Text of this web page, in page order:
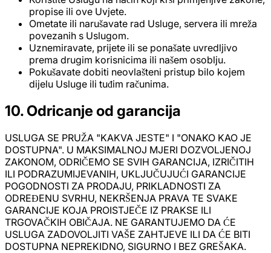
propise ili ove Uvjete.
Ometate ili narušavate rad Usluge, servera ili mreža
povezanih s Uslugom.
Uznemiravate, prijete ili se ponašate uvredljivo
prema drugim korisnicima ili našem osoblju.
Pokušavate dobiti neovlašteni pristup bilo kojem
dijelu Usluge ili tuđim računima.
10. Odricanje od garancija
USLUGA SE PRUŽA "KAKVA JESTE" I "ONAKO KAO JE
DOSTUPNA". U MAKSIMALNOJ MJERI DOZVOLJENOJ
ZAKONOM, ODRIČEMO SE SVIH GARANCIJA, IZRIČITIH
ILI PODRAZUMIJEVANIH, UKLJUČUJUĆI GARANCIJE
POGODNOSTI ZA PRODAJU, PRIKLADNOSTI ZA
ODREĐENU SVRHU, NEKRŠENJA PRAVA TE SVAKE
GARANCIJE KOJA PROISTJEČE IZ PRAKSE ILI
TRGOVAČKIH OBIČAJA. NE GARANTUJEMO DA ĆE
USLUGA ZADOVOLJITI VAŠE ZAHTJEVE ILI DA ĆE BITI
DOSTUPNA NEPREKIDNO, SIGURNO I BEZ GREŠAKA.